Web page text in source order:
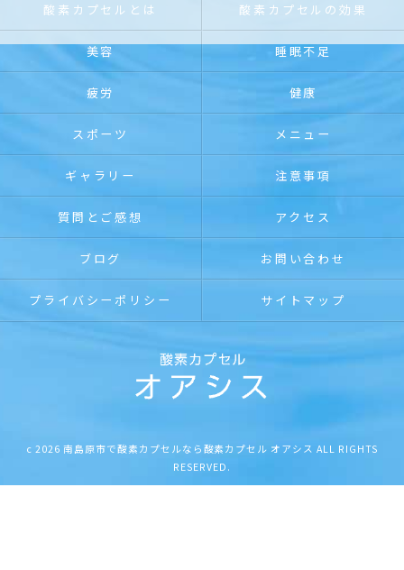
酸素カプセルとは 酸素カプセルの効果
美容 睡眠不足
疲労 健康
スポーツ メニュー
ギャラリー 注意事項
質問とご感想 アクセス
ブログ お問い合わせ
プライバシーポリシー サイトマップ
c 2026 南島原市で酸素カプセルなら酸素カプセル オアシス ALL RIGHTS
RESERVED.